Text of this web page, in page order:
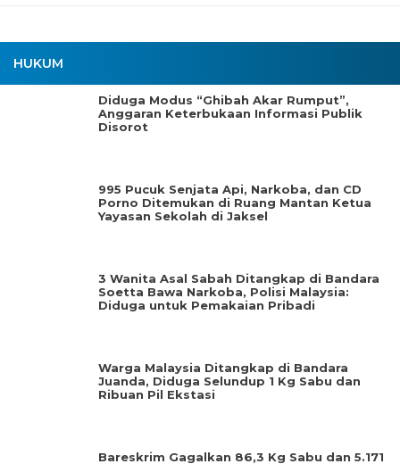
HUKUM
Diduga Modus “Ghibah Akar Rumput”,
Anggaran Keterbukaan Informasi Publik
Disorot
995 Pucuk Senjata Api, Narkoba, dan CD
Porno Ditemukan di Ruang Mantan Ketua
Yayasan Sekolah di Jaksel
3 Wanita Asal Sabah Ditangkap di Bandara
Soetta Bawa Narkoba, Polisi Malaysia:
Diduga untuk Pemakaian Pribadi
Warga Malaysia Ditangkap di Bandara
Juanda, Diduga Selundup 1 Kg Sabu dan
Ribuan Pil Ekstasi
Bareskrim Gagalkan 86,3 Kg Sabu dan 5.171